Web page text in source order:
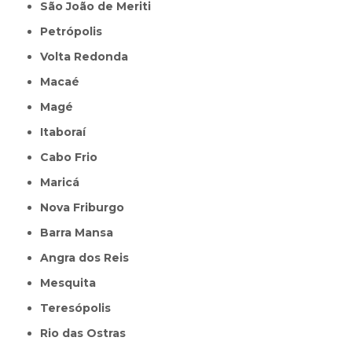
São João de Meriti
Petrópolis
Volta Redonda
Macaé
Magé
Itaboraí
Cabo Frio
Maricá
Nova Friburgo
Barra Mansa
Angra dos Reis
Mesquita
Teresópolis
Rio das Ostras